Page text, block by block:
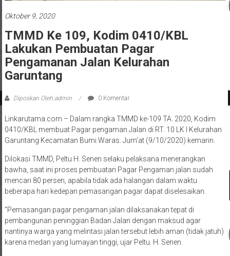
Oktober 9, 2020
TMMD Ke 109, Kodim 0410/KBL
Lakukan Pembuatan Pagar
Pengamanan Jalan Kelurahan
Garuntang
Diposkan Oleh:admin 0 Komentar
Linkarutama.com – Dalam rangka TMMD ke-109 TA. 2020, Kodim
0410/KBL membuat Pagar pengaman Jalan di RT. 10 LK I Kelurahan
Garuntang Kecamatan Bumi Waras. Jum’at (9/10/2020) kemarin.
Dilokasi TMMD, Peltu H. Senen selaku pelaksana menerangkan
bawha, saat ini proses pembuatan Pagar Pengaman jalan sudah
mencari 80 persen, apabila tidak ada halangan dalam waktu
beberapa hari kedepan pemasangan pagar dapat diselesaikan.
“Pemasangan pagar pengaman jalan dilaksanakan tepat di
pembangunan peninggian Badan Jalan dengan maksud agar
nantinya warga yang melintasi jalan tersebut lebih aman (tidak jatuh)
karena medan yang lumayan tinggi, ujar Peltu. H. Senen.